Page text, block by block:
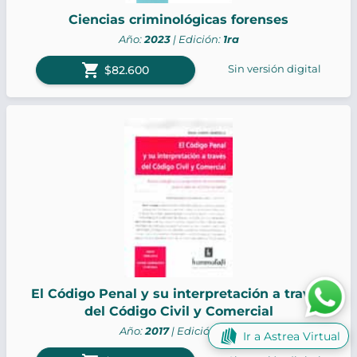
Ciencias criminológicas forenses
Año:2023| Edición: 1ra
shopping_cart $82.600 Sin versión digital
El Código Penal y su interpretación a través
del Código Civil y Comercial
Año:2017| Edición: 1ra Ir a Astrea Virtual